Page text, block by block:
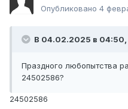
Опубликовано 4
В 04.02.2025 в 04:50,
Праздного любопытства
24502586?
24502586